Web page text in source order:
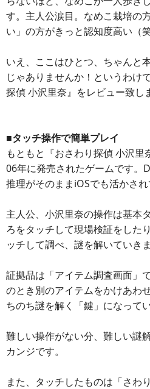
す。主人公涙目。なめこ栽培の
い」の方がきっと認知度高い（笑
いえ、ここはひとつ、ちゃんと
じゃありませんか！というわけ
探偵 小沢里奈』をレビュー致し
■タッチ操作で簡単プレイ
もともと『おさわり探偵 小沢
06年に発売されたゲームです。
推理がそのままiOSでも活かされ
主人公、小沢里奈の操作は基本
ろをタッチして現場検証をした
ッチして調べ、謎を解いていきま
証拠品は「アイテム調査画面」
のとき別のアイテムをかけあわ
ちのち謎を解く「鍵」になって
難しい操作がない分、難しい謎
カンジです。
また、タッチしたものは「さわ